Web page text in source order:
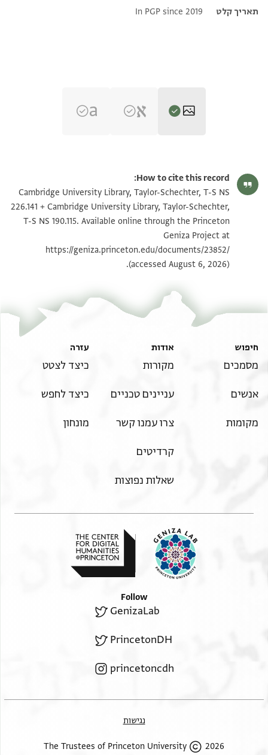
תאריך קלט
In PGP since 2019
T-S NS 190.115 1r הגדל וסובב
T-S NS 226.141 1r הגדל וסובב
T-S NS 190.115 1v
How to cite this record:
Cambridge University Library, Taylor-Schechter, T-S NS
226.141 + Cambridge University Library, Taylor-Schechter,
T-S NS 190.115. Available online through the Princeton
Geniza Project at
https://geniza.princeton.edu/documents/23852/
(accessed August 6, 2026).
חיפוש
מסמכים
אנשים
מקומות
אודות
מקורות
עניינים טכניים
צרו עמנו קשר
קרדיטים
שאלות נפוצות
עזרה
כיצד לצטט
כיצד לחפש
מונחון
Follow
GenizaLab
PrincetonDH
princetoncdh
נגישות
2026 The Trustees of Princeton University